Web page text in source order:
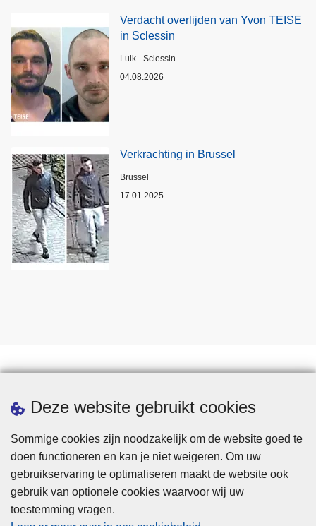
Deze website gebruikt cookies
Sommige cookies zijn noodzakelijk om de website goed te
doen functioneren en kan je niet weigeren. Om uw
gebruikservaring te optimaliseren maakt de website ook
gebruik van optionele cookies waarvoor wij uw
toestemming vragen.
Verdacht overlijden van Yvon TEISE
in Sclessin
Plaats
Luik - Sclessin
04.08.2026
Verkrachting in Brussel
Plaats
Brussel
17.01.2025